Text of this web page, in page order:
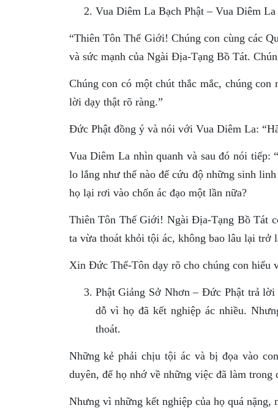
Vua Diêm La Bạch Phật – Vua Diêm
“Thiên Tôn Thế Giới! Chúng con cùng các
và sức mạnh của Ngài Ðịa-Tạng Bồ Tát.
Chúng con có một chút thắc mắc, chúng
lời dạy thật rõ ràng.”
Ðức Phật đồng ý và nói với Vua Diêm La:
Vua Diêm La nhìn quanh và sau đó nói
lo lắng như thế nào để cứu độ những sinh
họ lại rơi vào chốn ác đạo một lần nữa?
Thiên Tôn Thế Giới! Ngài Ðịa-Tạng Bồ Tát
ta vừa thoát khỏi tội ác, không bao lâu lại trở
Xin Ðức Thế-Tôn dạy rõ cho chúng con hiểu
Phật Giảng Sở Nhơn – Ðức Phật trả
dỗ vì họ đã kết nghiệp ác nhiều.
thoát.
Những kẻ phải chịu tội ác và bị đọa vào
duyên, để họ nhớ về những việc đã làm trong
Nhưng vì những kết nghiệp của họ quá